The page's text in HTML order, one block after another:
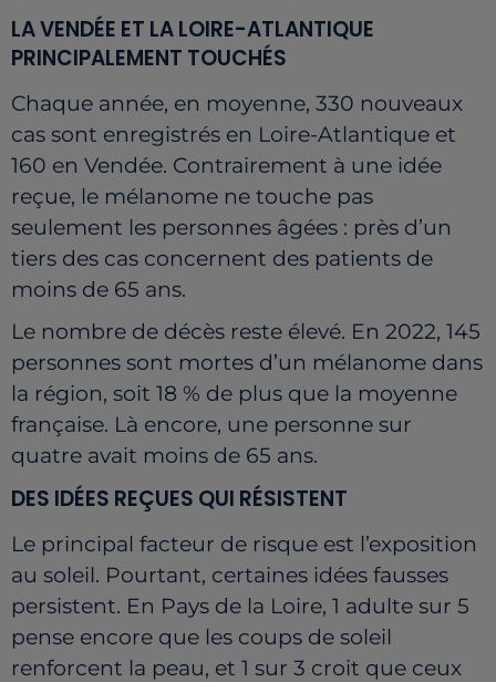
LA VENDÉE ET LA LOIRE-ATLANTIQUE
PRINCIPALEMENT TOUCHÉS
Chaque année, en moyenne, 330 nouveaux
cas sont enregistrés en Loire-Atlantique et
160 en Vendée. Contrairement à une idée
reçue, le mélanome ne touche pas
seulement les personnes âgées : près d’un
tiers des cas concernent des patients de
moins de 65 ans.
Le nombre de décès reste élevé. En 2022, 145
personnes sont mortes d’un mélanome dans
la région, soit 18 % de plus que la moyenne
française. Là encore, une personne sur
quatre avait moins de 65 ans.
DES IDÉES REÇUES QUI RÉSISTENT
Le principal facteur de risque est l’exposition
au soleil. Pourtant, certaines idées fausses
persistent. En Pays de la Loire, 1 adulte sur 5
pense encore que les coups de soleil
renforcent la peau, et 1 sur 3 croit que ceux